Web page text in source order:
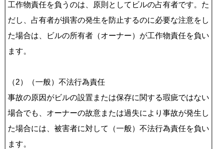
工作物責任を負うのは、原則としてビルの占有者です。た
だし、占有者が損害の発生を防止するのに必要な注意をし
た場合は、ビルの所有者（オーナー）が工作物責任を負い
ます。
（2）（一般）不法行為責任
事故の原因がビルの設置または保存に関する瑕疵ではない
場合でも、オーナーの故意または過失により事故が発生し
た場合には、被害者に対して（一般）不法行為責任を負い
ます。